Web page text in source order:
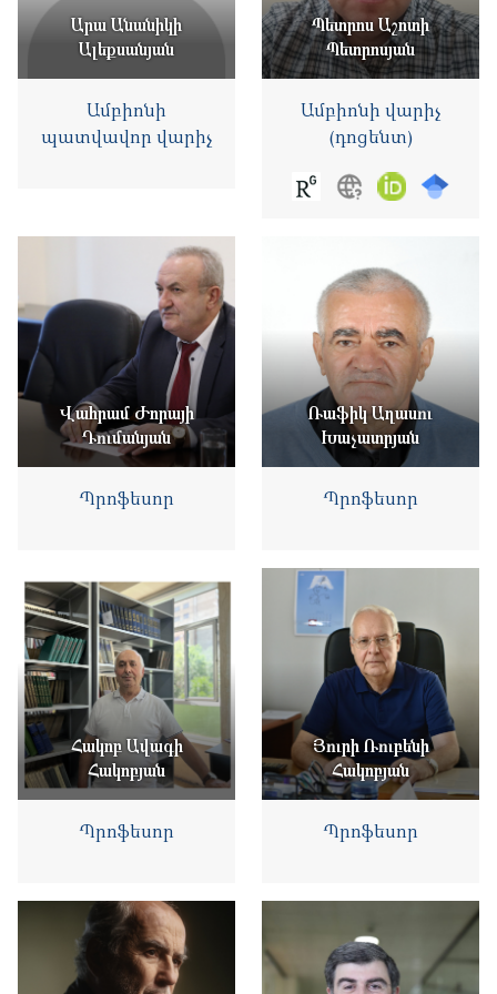
Արա Անանիկի
Ալեքսանյան
Ամբիոնի
պատվավոր վարիչ
Պետրոս Աշոտի
Պետրոսյան
Ամբիոնի վարիչ
(դոցենտ)
Վահրամ Ժորայի
Դումանյան
Պրոֆեսոր
Ռաֆիկ Աղասու
Խաչատրյան
Պրոֆեսոր
Հակոբ Ավագի
Հակոբյան
Պրոֆեսոր
Յուրի Ռուբենի
Հակոբյան
Պրոֆեսոր